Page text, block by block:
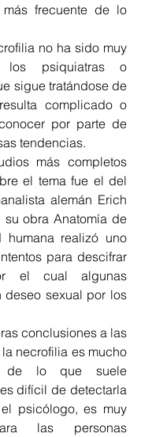
frecuente de lo
no ha sido muy
los psiquiatras o
sigue tratándose de
complicado o
por parte de
tendencias.
más completos
el tema fue el del
alemán Erich
obra Anatomía de
realizó uno
para descifrar
el cual algunas
deseo sexual por los
conclusiones a las
necrofilia es mucho
de lo que suele
difícil de detectarla
psicólogo, es muy
las personas